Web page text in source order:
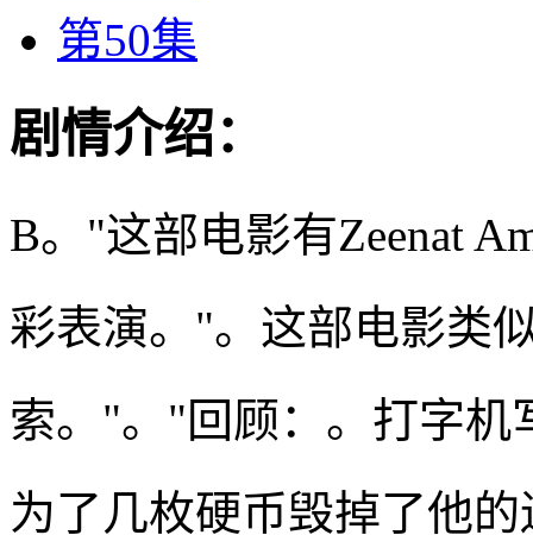
第50集
剧情介绍：
B。"这部电影有Zeenat
彩表演。"。这部电影类
索。"。"回顾：。打字机
为了几枚硬币毁掉了他